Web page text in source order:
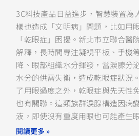
3C科技產品日益進步，智慧裝置為
樣也造成「文明病」問題，比如用
「乾眼症」困擾。新北市立聯合醫
解釋，長時間專注凝視平板、手機
降、眼部組織水分揮發，當淚腺分
水分的供需失衡，造成乾眼症狀況
了用眼過度之外，乾眼症與先天性
也有關聯。這類族群淚腺構造因病
液，即使沒有重度用眼也可能產生
閱讀更多 »